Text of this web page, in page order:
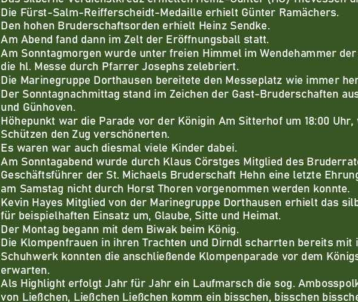
Die Fürst- Salm-Reifferscheidt-Medaille erhielt Günter Ramächers.
Den hohen Bruderschaftsorden erhielt Heinz Sendke.
Am Abend fand dann im Zelt der Eröffnungsball statt.
Am Sonntagmorgen wurde unter freien Himmel im Wendehammer
die hl. Messe durch Pfarrer Josephs zelebriert.
Die Marinegruppe Dorthausen bereitete den Messeplatz wie immer
Der Sonntagnachmittag stand im Zeichen der Gast-Bruderschaften
und Günhoven.
Höhepunkt war die Parade vor der Königin Am Sitterhof um 18:00
Schützen den Zug verschönerten.
Es waren war auch diesmal viele Kinder dabei.
Am Sonntagabend wurde durch Klaus Cörstges Mitglied des
Geschäftsführer der St. Michaels Bruderschaft Hehn eine letzte
am Samstag nicht durch Horst Thoren vorgenommen werden konnte.
Kevin Hayes Mitglied von der Marinegruppe Dorthausen erhielt das
für beispielhaften Einsatz um Glaube, Sitte und Heimat.
Der Montag begann mit dem Biwak beim König.
Die Klompenfrauen in ihren Trachten und Dirndl scharrten bereits mit
Schuhwerk konnten die anschließende Klompenparade vor dem
erwarten.
Als Highlight erfolgt Jahr für Jahr ein Laufmarsch die sog.
von Ließchen, Ließchen Ließchen komm ein bisschen, bisschen